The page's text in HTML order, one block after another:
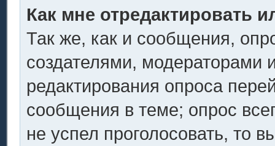
Как мне отредактировать
Так же, как и сообщения,
создателями, модераторами
редактирования опроса
сообщения в теме; опрос
не успел проголосовать, то